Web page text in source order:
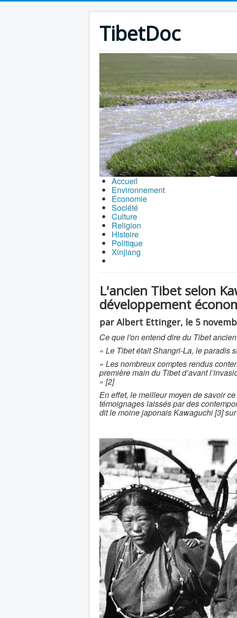
TibetDoc
Accueil
Environnement
Economie
Société
Culture
Religion
Histoire
Politique
Xinjiang
L'ancien Tibet selon
développement
par Albert Ettinger, le 5
Ce que l'on entend dire du Tibet
« Le Tibet était Shangri-La, le paradis
« Les nombreux comptes rendus
première main du Tibet d’avant
» [2]
En effet, le meilleur moyen de savoir
témoignages laissés par des
dit le moine japonais Kawaguchi [3]